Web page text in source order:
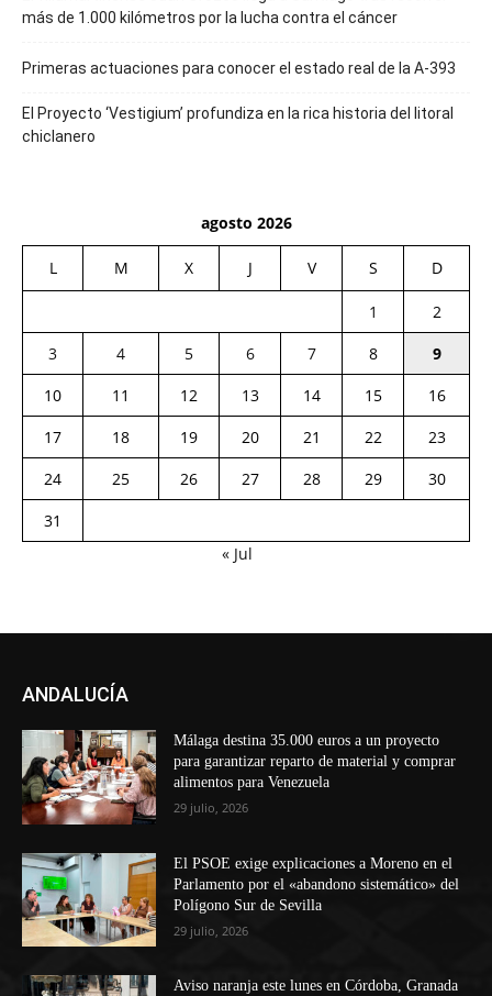
más de 1.000 kilómetros por la lucha contra el cáncer
Primeras actuaciones para conocer el estado real de la A-393
El Proyecto ‘Vestigium’ profundiza en la rica historia del litoral
chiclanero
agosto 2026
L M X J V S D
1
2
3
4 5 6 7 8
9
10
11 12 13 14 15
16
17
18 19 20 21 22
23
24
25 26 27 28 29
30
31
« Jul
ANDALUCÍA
Málaga destina 35.000 euros a un proyecto
para garantizar reparto de material y comprar
alimentos para Venezuela
29 julio, 2026
El PSOE exige explicaciones a Moreno en el
Parlamento por el «abandono sistemático» del
Polígono Sur de Sevilla
29 julio, 2026
Aviso naranja este lunes en Córdoba, Granada